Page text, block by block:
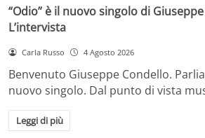
“Odio” è il nuovo singolo di
L’intervista
Carla Russo 4 Agosto 2026
Benvenuto Giuseppe Condello.
nuovo singolo. Dal punto di vista
Leggi di più